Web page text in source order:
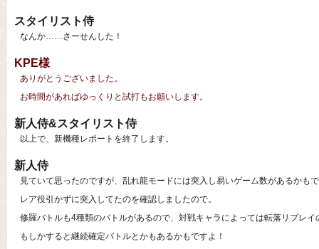
スタイリスト侍
なんか……さーせんした！
KPE様
ありがとうございました。
お時間があればゆっくりと試打もお願いします。
新人侍&スタイリスト侍
以上で、新機種レポートを終了します。
新人侍
見ていて思ったのですが、乱れ龍モードには突入し易いゲーム数があるかも
レア役引かずに突入してたのを確認しましたので。
修羅バトルも4種類のバトルがあるので、対戦キャラによっては転落リプレ
もしかすると継続確定バトルとかもあるかもですよ！